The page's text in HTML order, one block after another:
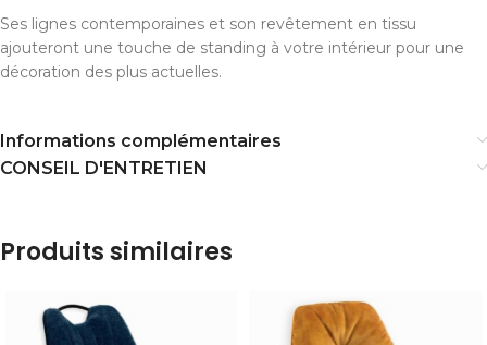
Ses lignes contemporaines et son revêtement en tissu
ajouteront une touche de standing à votre intérieur pour une
décoration des plus actuelles.
Informations complémentaires
CONSEIL D'ENTRETIEN
Produits similaires